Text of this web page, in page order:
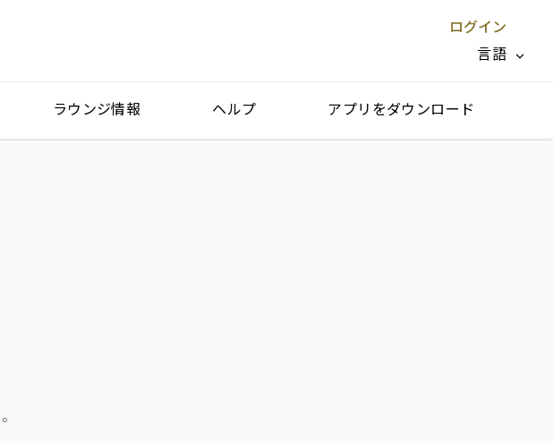
ログイン
言語
閉じる X
ラウンジ情報 ヘルプ アプリをダウンロード